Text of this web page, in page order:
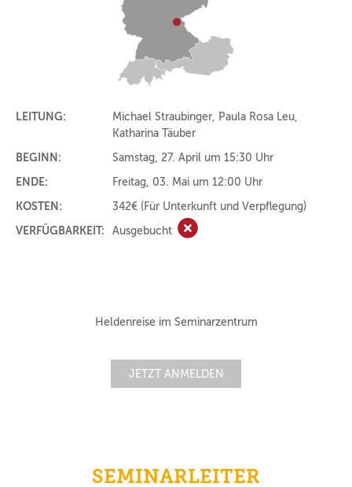
LEITUNG:
Michael Straubinger, Paula Rosa Leu,
Katharina Täuber
BEGINN:
Samstag, 27. April um 15:30 Uhr
ENDE:
Freitag, 03. Mai um 12:00 Uhr
KOSTEN:
342€ (Für Unterkunft und Verpflegung)
VERFÜGBARKEIT:
Ausgebucht Ausgebucht
Heldenreise im Seminarzentrum
JETZT ANMELDEN
SEMINARLEITER